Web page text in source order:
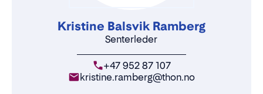
Kristine Balsvik Ramberg
Senterleder
+47 952 87 107
kristine.ramberg@thon.no